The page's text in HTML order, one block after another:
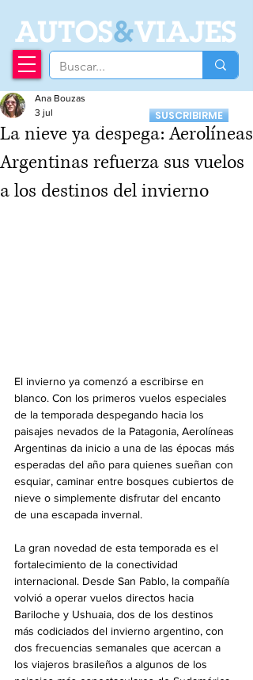
AUTOS&VIAJES
Newsletter
SUSCRIBIRME
La nieve ya despega: Aerolíneas
Argentinas refuerza sus vuelos
a los destinos del invierno
Ana Bouzas
3 jul
El invierno ya comenzó a escribirse en
blanco. Con los primeros vuelos especiales
de la temporada despegando hacia los
paisajes nevados de la Patagonia, Aerolíneas
Argentinas da inicio a una de las épocas más
esperadas del año para quienes sueñan con
esquiar, caminar entre bosques cubiertos de
nieve o simplemente disfrutar del encanto
de una escapada invernal.
La gran novedad de esta temporada es el
fortalecimiento de la conectividad
internacional. Desde San Pablo, la compañía
volvió a operar vuelos directos hacia
Bariloche y Ushuaia, dos de los destinos
más codiciados del invierno argentino, con
dos frecuencias semanales que acercan a
los viajeros brasileños a algunos de los